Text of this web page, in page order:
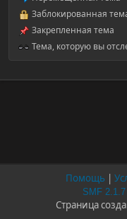
Заблокированная
Закрепленная тема
Тема, которую вы
Помощь |
SMF
Страница